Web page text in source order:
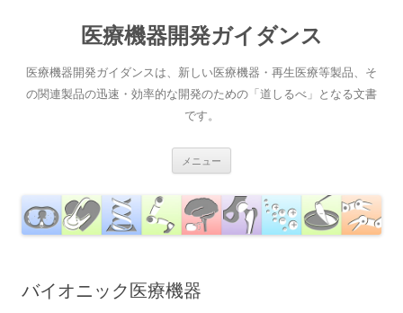
へ
ス
キ
医療機器開発ガイダンス
医療機器開発ガイダンスは、新しい医療機器・再生医療等製品、そ
の関連製品の迅速・効率的な開発のための「道しるべ」となる文書
です。
メニュー
バイオニック医療機器